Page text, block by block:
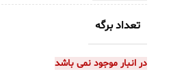
تعداد برگه
در انبار موجود نمی باشد